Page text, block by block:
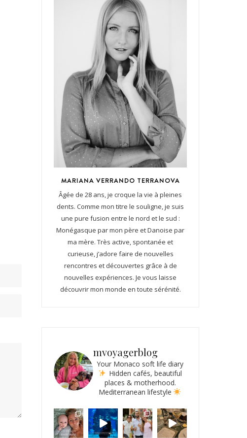
MARIANA VERRANDO TERRANOVA
Âgée de 28 ans, je croque la vie à pleines
dents. Comme mon titre le souligne, je suis
une pure fusion entre le nord et le sud :
Monégasque par mon père et Danoise par
ma mère. Très active, spontanée et
curieuse, j’adore faire de nouvelles
rencontres et découvertes grâce à de
nouvelles expériences. Je vous laisse
découvrir mon monde en toute sérénité.
mvoyagerblog
Your Monaco soft life diary
Hidden cafés, beautiful
places & motherhood.
Mediterranean lifestyle